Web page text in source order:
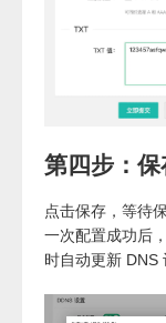
第四步：
点击保存，等待
一次配置成功后
时自动更新 DNS